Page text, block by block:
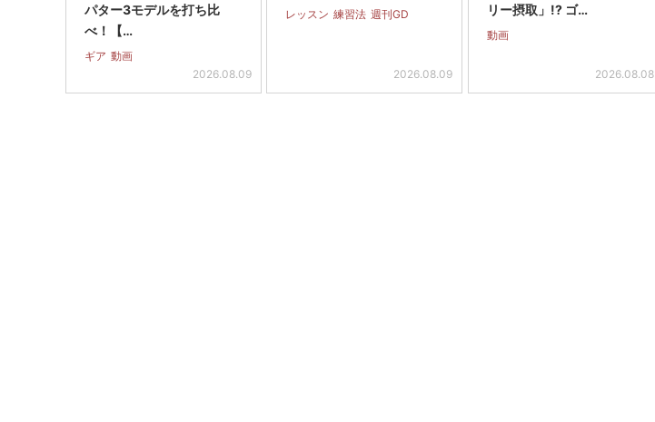
パター3モデルを打ち比
べ！【…
ギア 動画
2026.08.09
レッスン 練習法 週刊GD
2026.08.09
リー摂取」!? ゴ…
動画
2026.08.08